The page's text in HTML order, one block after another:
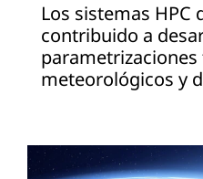
Los sistemas HPC
contribuido a
meteorológicos y